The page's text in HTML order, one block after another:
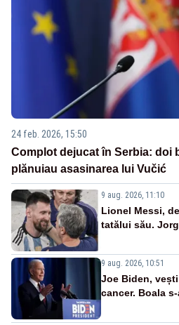
24 feb. 2026, 15:50
Complot dejucat în Serbia: doi
plănuiau asasinarea lui Vučić
9 aug. 2026, 11:10
Lionel Messi,
tatălui său.
9 aug. 2026, 10:51
Joe Biden,
cancer. Boala